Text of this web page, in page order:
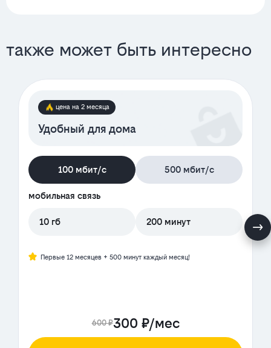
также может быть интересно
цена на 2 месяца
Удобный для дома
100 мбит/с 500 мбит/с
мобильная связь
10 гб 200 минут
Первые 12 месяцев + 500 минут каждый месяц!
600 ₽300 ₽/мес